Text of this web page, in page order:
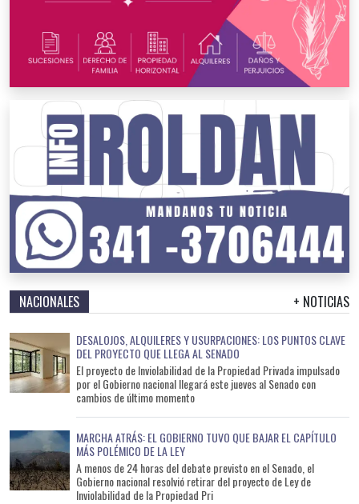
NACIONALES + NOTICIAS
DESALOJOS, ALQUILERES Y USURPACIONES: LOS PUNTOS CLAVE
DEL PROYECTO QUE LLEGA AL SENADO
El proyecto de Inviolabilidad de la Propiedad Privada impulsado
por el Gobierno nacional llegará este jueves al Senado con
cambios de último momento
MARCHA ATRÁS: EL GOBIERNO TUVO QUE BAJAR EL CAPÍTULO
MÁS POLÉMICO DE LA LEY
A menos de 24 horas del debate previsto en el Senado, el
Gobierno nacional resolvió retirar del proyecto de Ley de
Inviolabilidad de la Propiedad Pri